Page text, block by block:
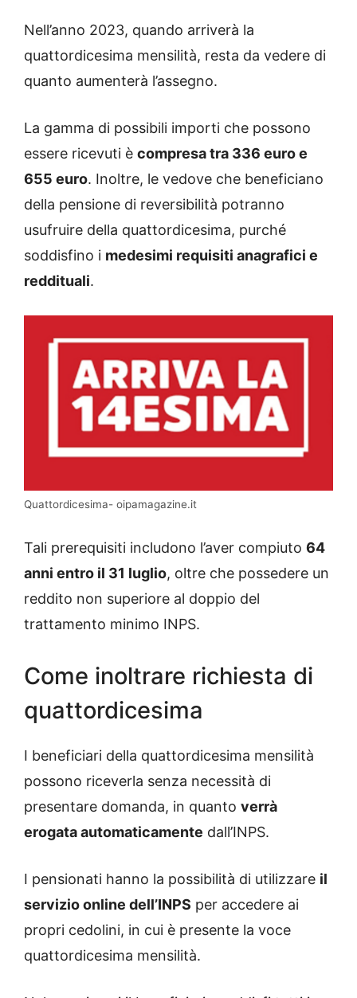
Nell’anno 2023, quando arriverà la
quattordicesima mensilità, resta da vedere di
quanto aumenterà l’assegno.
La gamma di possibili importi che possono
essere ricevuti è compresa tra 336 euro e
655 euro. Inoltre, le vedove che beneficiano
della pensione di reversibilità potranno
usufruire della quattordicesima, purché
soddisfino i medesimi requisiti anagrafici e
reddituali.
Quattordicesima- oipamagazine.it
Tali prerequisiti includono l’aver compiuto 64
anni entro il 31 luglio, oltre che possedere un
reddito non superiore al doppio del
trattamento minimo INPS.
Come inoltrare richiesta di
quattordicesima
I beneficiari della quattordicesima mensilità
possono riceverla senza necessità di
presentare domanda, in quanto verrà
erogata automaticamente dall’INPS.
I pensionati hanno la possibilità di utilizzare il
servizio online dell’INPS per accedere ai
propri cedolini, in cui è presente la voce
quattordicesima mensilità.